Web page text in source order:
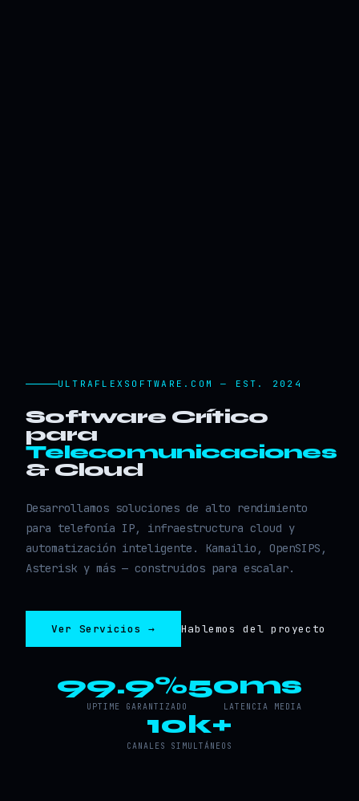
ULTRAFLEXSOFTWARE.COM — EST. 2024
Software Crítico
para
Telecomunicaciones
& Cloud
Desarrollamos soluciones de alto rendimiento
para telefonía IP, infraestructura cloud y
automatización inteligente. Kamailio, OpenSIPS,
Asterisk y más — construidos para escalar.
Ver Servicios → Hablemos del proyecto
99.9%
UPTIME GARANTIZADO
50ms
LATENCIA MEDIA
10k+
CANALES SIMULTÁNEOS